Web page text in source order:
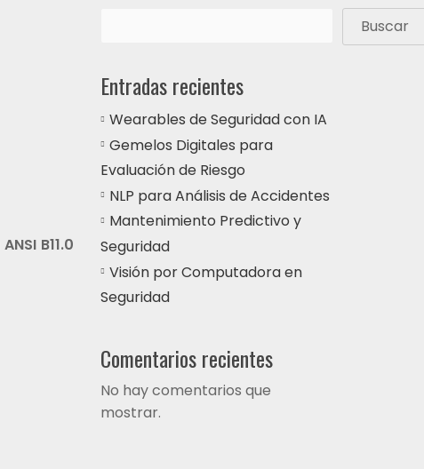
ANSI B11.0
Buscar
Entradas recientes
Wearables de Seguridad con IA
Gemelos Digitales para
Evaluación de Riesgo
NLP para Análisis de Accidentes
Mantenimiento Predictivo y
Seguridad
Visión por Computadora en
Seguridad
Comentarios recientes
No hay comentarios que
mostrar.